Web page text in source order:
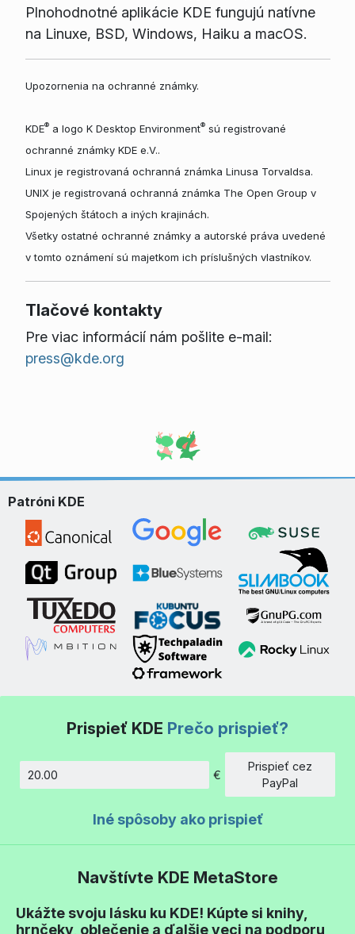
Plnohodnotné aplikácie KDE fungujú natívne
na Linuxe, BSD, Windows, Haiku a macOS.
Upozornenia na ochranné známky.
KDE®a logo K Desktop Environment®sú registrované
ochranné známky KDE e.V..
Linux je registrovaná ochranná známka Linusa Torvaldsa.
UNIX je registrovaná ochranná známka The Open Group v
Spojených štátoch a iných krajinách.
Všetky ostatné ochranné známky a autorské práva uvedené
v tomto oznámení sú majetkom ich príslušných vlastníkov.
Tlačové kontakty
Pre viac informácií nám pošlite e-mail:
press@kde.org
Patróni KDE
Prispieť KDE Prečo prispieť?
Množstvo
€
Prispieť cez
PayPal
Iné spôsoby ako prispieť
Navštívte KDE MetaStore
Ukážte svoju lásku ku KDE! Kúpte si knihy,
hrnčeky, oblečenie a ďalšie veci na podporu